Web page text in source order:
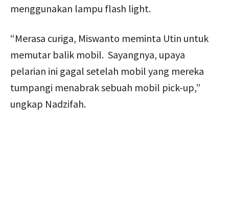
menggunakan lampu flash light.
“Merasa curiga, Miswanto meminta Utin untuk
memutar balik mobil. Sayangnya, upaya
pelarian ini gagal setelah mobil yang mereka
tumpangi menabrak sebuah mobil pick-up,”
ungkap Nadzifah.